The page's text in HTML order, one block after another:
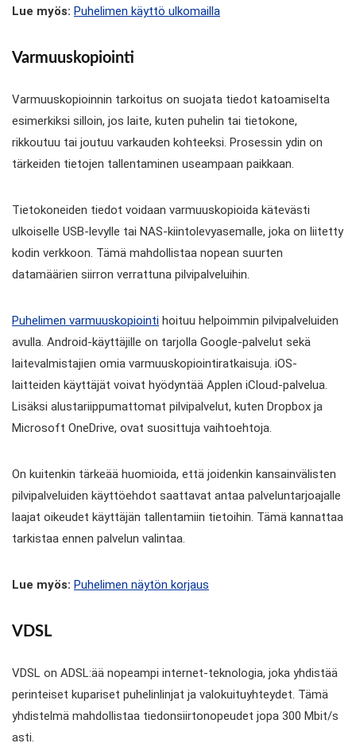
Lue myös: Puhelimen käyttö ulkomailla
Varmuuskopiointi
Varmuuskopioinnin tarkoitus on suojata tiedot katoamiselta
esimerkiksi silloin, jos laite, kuten puhelin tai tietokone,
rikkoutuu tai joutuu varkauden kohteeksi. Prosessin ydin on
tärkeiden tietojen tallentaminen useampaan paikkaan.
Tietokoneiden tiedot voidaan varmuuskopioida kätevästi
ulkoiselle USB-levylle tai NAS-kiintolevyasemalle, joka on liitetty
kodin verkkoon. Tämä mahdollistaa nopean suurten
datamäärien siirron verrattuna pilvipalveluihin.
Puhelimen varmuuskopiointi hoituu helpoimmin pilvipalveluiden
avulla. Android-käyttäjille on tarjolla Google-palvelut sekä
laitevalmistajien omia varmuuskopiointiratkaisuja. iOS-
laitteiden käyttäjät voivat hyödyntää Applen iCloud-palvelua.
Lisäksi alustariippumattomat pilvipalvelut, kuten Dropbox ja
Microsoft OneDrive, ovat suosittuja vaihtoehtoja.
On kuitenkin tärkeää huomioida, että joidenkin kansainvälisten
pilvipalveluiden käyttöehdot saattavat antaa palveluntarjoajalle
laajat oikeudet käyttäjän tallentamiin tietoihin. Tämä kannattaa
tarkistaa ennen palvelun valintaa.
Lue myös: Puhelimen näytön korjaus
VDSL
VDSL on ADSL:ää nopeampi internet-teknologia, joka yhdistää
perinteiset kupariset puhelinlinjat ja valokuituyhteydet. Tämä
yhdistelmä mahdollistaa tiedonsiirtonopeudet jopa 300 Mbit/s
asti.